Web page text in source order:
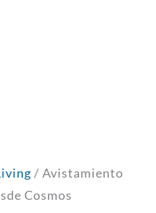
/ Avistamiento
Cosmos